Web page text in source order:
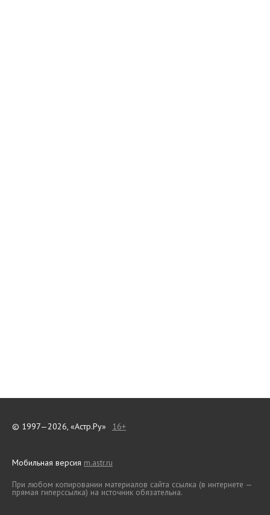
© 1997—2026, «Астр.Ру» 16+
Мобильная версия m.astr.ru
При любом копировании материалов сайта ссылка (в интернете —
прямая гиперссылка) на источник обязательна.